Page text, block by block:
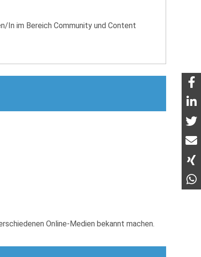
In im Bereich Community und Content
Online-Medien bekannt machen.